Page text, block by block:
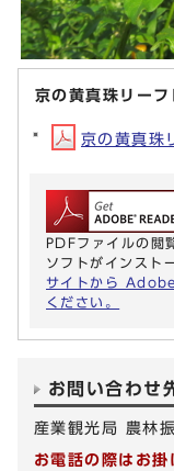
京の黄真珠リーフ
京の黄真
PDFファイルの
ソフトがインスト
サイトから
ください。
お問い合わせ
産業観光局 農
お電話の際はお